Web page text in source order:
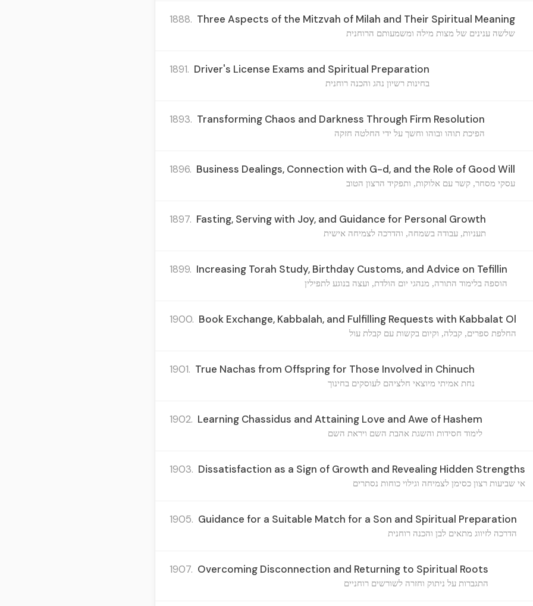
1888. Three Aspects of the Mitzvah of Milah and Their Spiritual Meaning
שלשה ענינים של מצות מילה ומשמעותם הרוחנית
1891. Driver's License Exams and Spiritual Preparation
בחינות רשיון נהג והכנה רוחנית
1893. Transforming Chaos and Darkness Through Firm Resolution
הפיכת תוהו ובוהו וחשך על ידי החלטה חזקה
1896. Business Dealings, Connection with G-d, and the Role of Good Will
עסקי מסחר, קשר עם אלוקות, ותפקיד הרצון הטוב
1897. Fasting, Serving with Joy, and Guidance for Personal Growth
תעניות, עבודה בשמחה, והדרכה לצמיחה אישית
1899. Increasing Torah Study, Birthday Customs, and Advice on Tefillin
הוספה בלימוד התורה, מנהגי יום הולדת, ועצה בנוגע לתפילין
1900. Book Exchange, Kabbalah, and Fulfilling Requests with Kabbalat Ol
החלפת ספרים, קבלה, וקיום בקשות עם קבלת עול
1901. True Nachas from Offspring for Those Involved in Chinuch
נחת אמיתי מיוצאי חלציהם לעוסקים בחינוך
1902. Learning Chassidus and Attaining Love and Awe of Hashem
לימוד חסידות והשגת אהבת השם ויראת השם
1903. Dissatisfaction as a Sign of Growth and Revealing Hidden Strengths
אי שביעות רצון כסימן לצמיחה וגילוי כוחות נסתרים
1905. Guidance for a Suitable Match for a Son and Spiritual Preparation
הדרכה לזיווג מתאים לבן והכנה רוחנית
1907. Overcoming Disconnection and Returning to Spiritual Roots
התגברות על ניתוק וחזרה לשורשים רוחניים